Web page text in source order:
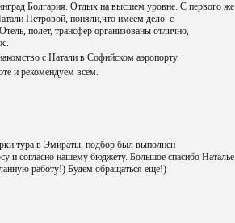
Болгария. Отдых на высшем уровне. С первого же
Петровой, поняли,что имеем дело с
полет, трансфер организованы отлично,
с Натали в Софийском аэропорту.
и рекомендуем всем.
тура в Эмираты, подбор был выполнен
и согласно нашему бюджету. Большое спасибо Наталье
работу!) Будем обращаться еще!)